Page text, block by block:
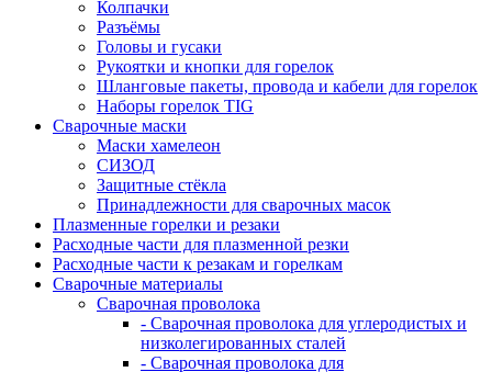
Колпачки
Разъёмы
Головы и гусаки
Рукоятки и кнопки для горелок
Шланговые пакеты, провода и кабели для горелок
Наборы горелок TIG
Сварочные маски
Маски хамелеон
СИЗОД
Защитные стёкла
Принадлежности для сварочных масок
Плазменные горелки и резаки
Расходные части для плазменной резки
Расходные части к резакам и горелкам
Сварочные материалы
Сварочная проволока
- Сварочная проволока для углеродистых и
низколегированных сталей
- Сварочная проволока для